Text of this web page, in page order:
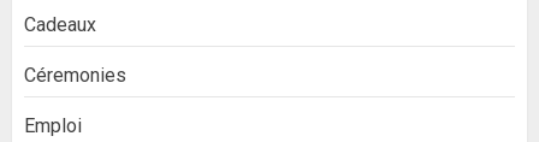
Cadeaux
Céremonies
Emploi